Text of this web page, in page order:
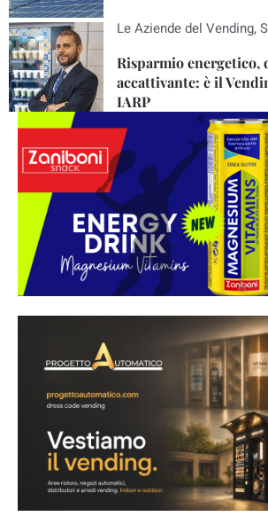
Le Aziende del Vending,
Risparmio energetico,
accattivante: è il
IARP